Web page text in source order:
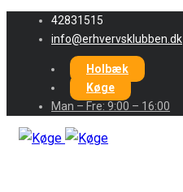
42831515
info@erhvervsklubben.dk
Holbæk
Køge
Man – Fre: 9:00 – 16:00